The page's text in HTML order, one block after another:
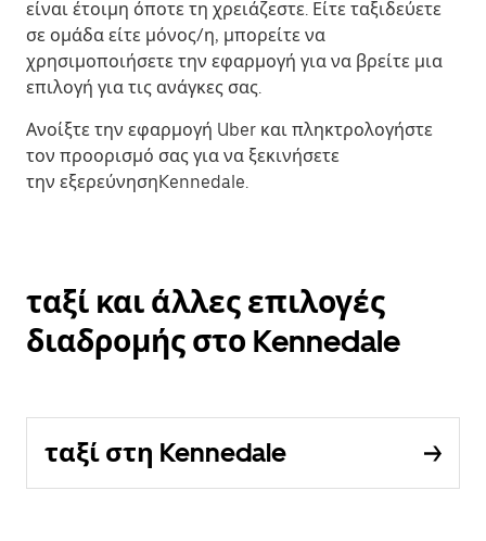
είναι έτοιμη όποτε τη χρειάζεστε. Είτε ταξιδεύετε
σε ομάδα είτε μόνος/η, μπορείτε να
χρησιμοποιήσετε την εφαρμογή για να βρείτε μια
επιλογή για τις ανάγκες σας.
Ανοίξτε την εφαρμογή Uber και πληκτρολογήστε
τον προορισμό σας για να ξεκινήσετε
την εξερεύνησηKennedale.
ταξί και άλλες επιλογές
διαδρομής στο Kennedale
ταξί στη Kennedale